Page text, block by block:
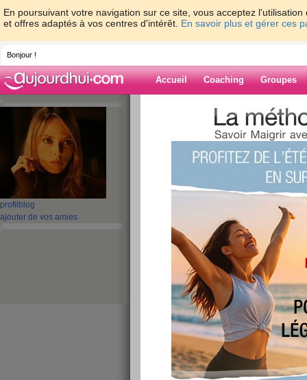
En poursuivant votre navigation sur ce site, vous acceptez
et offres adaptés à vos centres d'intérêt. En savoir plus et gérer ces
Bonjour !
Accueil Coaching Groupes
profil blog
ajouter de vos amies
> > Il fait chaud,
Blog de ITD
Il fait chaud,